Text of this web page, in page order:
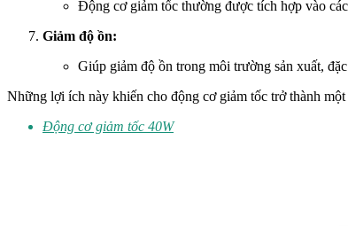
Động cơ giảm tốc thường được tích hợp vào
Giảm độ ồn:
Giúp giảm độ ồn trong môi trường sản xuất,
Những lợi ích này khiến cho động cơ giảm tốc trở thành
Động cơ giảm tốc 40W